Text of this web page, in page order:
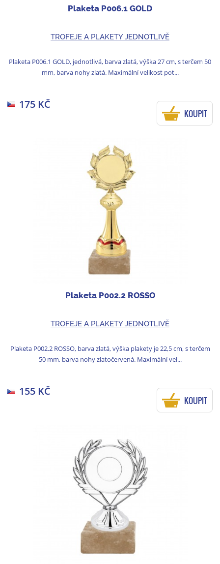
Plaketa P006.1 GOLD
TROFEJE A PLAKETY JEDNOTLIVĚ
Plaketa P006.1 GOLD, jednotlivá, barva zlatá, výška 27 cm, s terčem 50
mm, barva nohy zlatá. Maximální velikost pot...
175 KČ
KOUPIT
Plaketa P002.2 ROSSO
TROFEJE A PLAKETY JEDNOTLIVĚ
Plaketa P002.2 ROSSO, barva zlatá, výška plakety je 22,5 cm, s terčem
50 mm, barva nohy zlatočervená. Maximální vel...
155 KČ
KOUPIT